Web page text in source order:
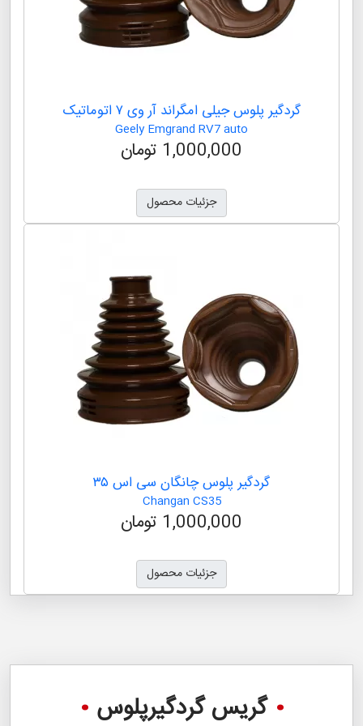
گردگیر پلوس جیلی ایکس ۷ اتوماتیک
Geely X7 auto
1,000,000 تومان
جزئیات محصول
گردگیر پلوس چانگان سی اس ۳۵
Changan CS35
1,000,000 تومان
جزئیات محصول
گریس گردگیرپلوس